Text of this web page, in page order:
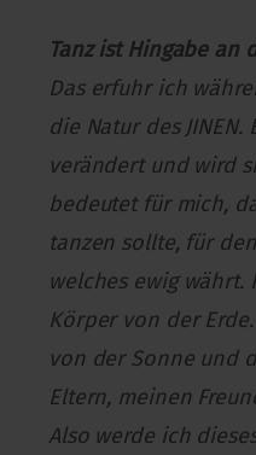
Tanz ist Hingabe an
Das erfuhr ich
die Natur des
verändert und wird
bedeutet für mich,
tanzen sollte, für
welches ewig währt.
Körper von der
von der Sonne und
Eltern, meinen
Also werde ich